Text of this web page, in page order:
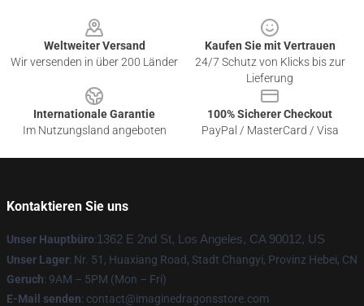
Weltweiter Versand
Wir versenden in über 200 Länder
Kaufen Sie mit Vertrauen
24/7 Schutz von Klicks bis zur
Lieferung
Internationale Garantie
Im Nutzungsland angeboten
100% Sicherer Checkout
PayPal / MasterCard / Visa
Kontaktieren Sie uns
Unser Hauptbüro:1362 E 2nd St, Los Angeles, CA 90012, US
Unser Lager: Nr. 51, Huaxiang Road, Stadt Changyi, Provinz Hebei, CN
Geruch: 9AM – 5PM (Mon – Fri)
E-Mail senden: contact@imaginedragonsstore.com